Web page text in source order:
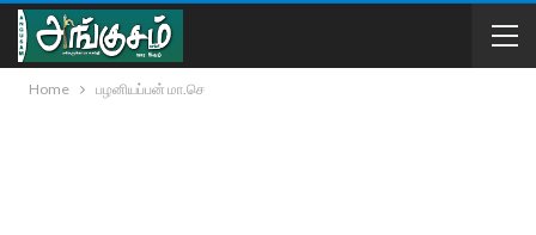
Home பழனியப்பன் மா.செ